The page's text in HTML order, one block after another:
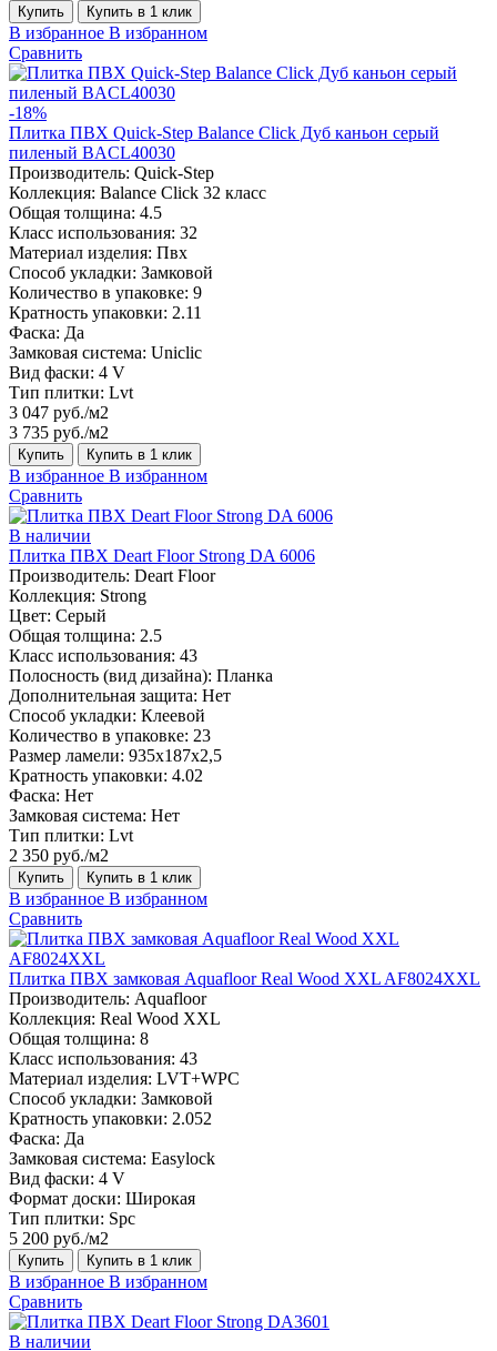
Купить Купить в 1 клик
В избранное В избранном
Сравнить
-18%
Плитка ПВХ Quick-Step Balance Click Дуб каньон серый
пиленый BACL40030
Производитель: Quick-Step
Коллекция: Balance Click 32 класс
Общая толщина: 4.5
Класс использования: 32
Материал изделия: Пвх
Способ укладки: Замковой
Количество в упаковке: 9
Кратность упаковки: 2.11
Фаска: Да
Замковая система: Uniclic
Вид фаски: 4 V
Тип плитки: Lvt
3 047 руб./м2
3 735 руб./м2
Купить Купить в 1 клик
В избранное В избранном
Сравнить
В наличии
Плитка ПВХ Deart Floor Strong DA 6006
Производитель: Deart Floor
Коллекция: Strong
Цвет: Серый
Общая толщина: 2.5
Класс использования: 43
Полосность (вид дизайна): Планка
Дополнительная защита: Нет
Способ укладки: Клеевой
Количество в упаковке: 23
Размер ламели: 935х187х2,5
Кратность упаковки: 4.02
Фаска: Нет
Замковая система: Нет
Тип плитки: Lvt
2 350 руб./м2
Купить Купить в 1 клик
В избранное В избранном
Сравнить
Плитка ПВХ замковая Aquafloor Real Wood XXL AF8024XXL
Производитель: Aquafloor
Коллекция: Real Wood XXL
Общая толщина: 8
Класс использования: 43
Материал изделия: LVT+WPC
Способ укладки: Замковой
Кратность упаковки: 2.052
Фаска: Да
Замковая система: Easylock
Вид фаски: 4 V
Формат доски: Широкая
Тип плитки: Spc
5 200 руб./м2
Купить Купить в 1 клик
В избранное В избранном
Сравнить
В наличии